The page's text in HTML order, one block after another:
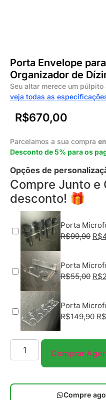
Porta Envelope
Organizador de
Seu altar merece um
veja todas as
R$670,00
Parcelamos a sua compra
Desconto de 5% para os
Opções de
Compre Junto e
desconto! 🎁
Porta
R$99,90 R$
Porta
R$55,00 R$
Porta
R$149,90 R$
Comprar
Compre